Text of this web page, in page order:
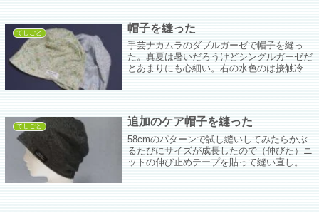
てしごと 帽子を縫った
手芸ナカムラのダブルガーゼで帽子を縫っ
た。真夏は暑いだろうけどシングルガーゼだ
とあまりにも心細い。右の水色のは接触冷感
てしごと 追加のケア帽子を縫った
58cmのパターンで試し縫いしてみたらかぶ
るたびにサイズが成長したので（伸びた）ニ
ットの伸び止めテープを貼って縫い直し。そ